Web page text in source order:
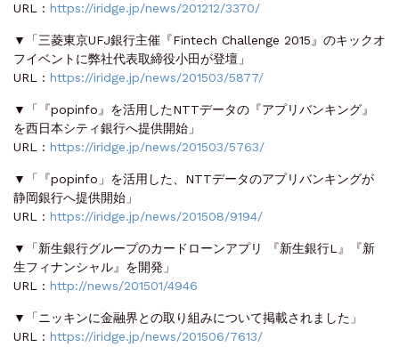
URL : https://iridge.jp/news/201212/3370/
▼「三菱東京UFJ銀行主催『Fintech Challenge 2015』のキックオ
フイベントに弊社代表取締役小田が登壇」
URL : https://iridge.jp/news/201503/5877/
▼「『popinfo』を活用したNTTデータの『アプリバンキング』
を西日本シティ銀行へ提供開始」
URL : https://iridge.jp/news/201503/5763/
▼「『popinfo」を活用した、NTTデータのアプリバンキングが
静岡銀行へ提供開始」
URL : https://iridge.jp/news/201508/9194/
▼「新生銀行グループのカードローンアプリ 『新生銀行L』『新
生フィナンシャル』を開発」
URL : http://news/201501/4946
▼「ニッキンに金融界との取り組みについて掲載されました」
URL : https://iridge.jp/news/201506/7613/